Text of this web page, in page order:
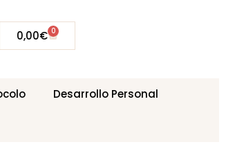
0,00€ 0
Desarrollo Personal